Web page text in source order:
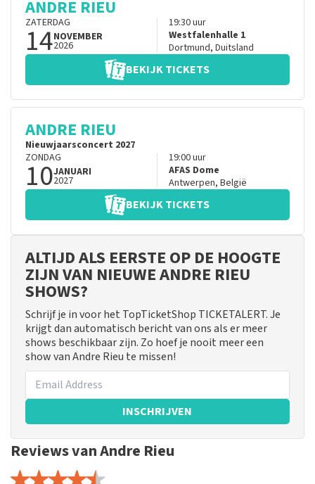
ANDRE RIEU
ZATERDAG
14NOVEMBER
2026
19:30uur
Westfalenhalle 1
Dortmund, Duitsland
BEKIJK TICKETS
ANDRE RIEU
Nieuwjaarsconcert 2027
ZONDAG
10JANUARI
2027
19:00uur
AFAS Dome
Antwerpen, België
BEKIJK TICKETS
ALTIJD ALS EERSTE OP DE HOOGTE
ZIJN VAN NIEUWE ANDRE RIEU
SHOWS?
Schrijf je in voor het TopTicketShop TICKETALERT. Je
krijgt dan automatisch bericht van ons als er meer
shows beschikbaar zijn. Zo hoef je nooit meer een
show van Andre Rieu te missen!
INSCHRIJVEN
Reviews van Andre Rieu